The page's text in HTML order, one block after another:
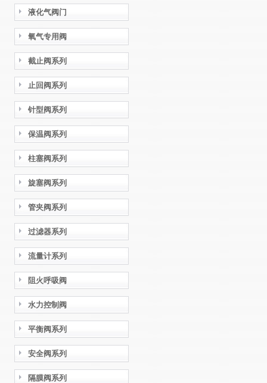
液化气阀门
氧气专用阀
截止阀系列
止回阀系列
针型阀系列
保温阀系列
柱塞阀系列
旋塞阀系列
管夹阀系列
过滤器系列
流量计系列
阻火呼吸阀
水力控制阀
平衡阀系列
安全阀系列
隔膜阀系列